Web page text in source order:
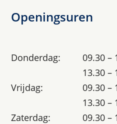
Openingsuren
Donderdag:
Vrijdag:
Zaterdag:
09.30 –
13.30 –
09.30 –
13.30 –
09.30 –